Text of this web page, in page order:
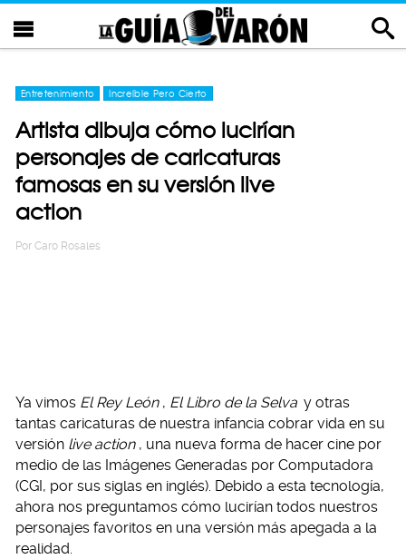
Entretenimiento Increíble Pero Cierto
Artista dibuja cómo lucirían
personajes de caricaturas
famosas en su versión live
action
Por Caro Rosales
Ya vimos El Rey León , El Libro de la Selva y otras
tantas caricaturas de nuestra infancia cobrar vida en su
versión live action , una nueva forma de hacer cine por
medio de las Imágenes Generadas por Computadora
(CGI, por sus siglas en inglés). Debido a esta tecnología,
ahora nos preguntamos cómo lucirían todos nuestros
personajes favoritos en una versión más apegada a la
realidad.